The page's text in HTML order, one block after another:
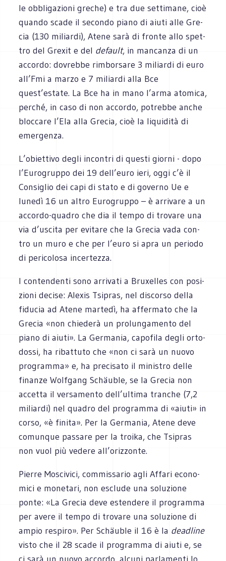
le obbli­ga­zioni gre­che) e tra due set­ti­mane, cioè
quando scade il secondo piano di aiuti alle Gre­
cia (130 miliardi), Atene sarà di fronte allo spet­
tro del Gre­xit e del default, in man­canza di un
accordo: dovrebbe rim­bor­sare 3 miliardi di euro
all’Fmi a marzo e 7 miliardi alla Bce
quest’estate. La Bce ha in mano l’arma ato­mica,
per­ché, in caso di non accordo, potrebbe anche
bloc­care l’Ela alla Gre­cia, cioè la liqui­dità di
emergenza.
L’obiettivo degli incon­tri di que­sti giorni - dopo
l’Eurogruppo dei 19 dell’euro ieri, oggi c’è il
Con­si­glio dei capi di stato e di governo Ue e
lunedì 16 un altro Euro­gruppo – è arri­vare a un
accordo-quadro che dia il tempo di tro­vare una
via d’uscita per evi­tare che la Gre­cia vada con­
tro un muro e che per l’euro si apra un periodo
di peri­co­losa incertezza.
I con­ten­denti sono arri­vati a Bru­xel­les con posi­
zioni decise: Ale­xis Tsi­pras, nel discorso della
fidu­cia ad Atene mar­tedì, ha affer­mato che la
Gre­cia «non chie­derà un pro­lun­ga­mento del
piano di aiuti». La Ger­ma­nia, capo­fila degli orto­
dossi, ha ribat­tuto che «non ci sarà un nuovo
pro­gramma» e, ha pre­ci­sato il mini­stro delle
finanze Wol­fgang Schäu­ble, se la Gre­cia non
accetta il ver­sa­mento dell’ultima tran­che (7,2
miliardi) nel qua­dro del pro­gramma di «aiuti» in
corso, «è finita». Per la Ger­ma­nia, Atene deve
comun­que pas­sare per la troika, che Tsi­pras
non vuol più vedere all’orizzonte.
Pierre Mosci­vici, com­mis­sa­rio agli Affari eco­no­
mici e mone­tari, non esclude una solu­zione
ponte: «La Gre­cia deve esten­dere il pro­gramma
per avere il tempo di tro­vare una solu­zione di
ampio respiro». Per Schäu­ble il 16 è la dead­line
visto che il 28 scade il pro­gramma di aiuti e, se